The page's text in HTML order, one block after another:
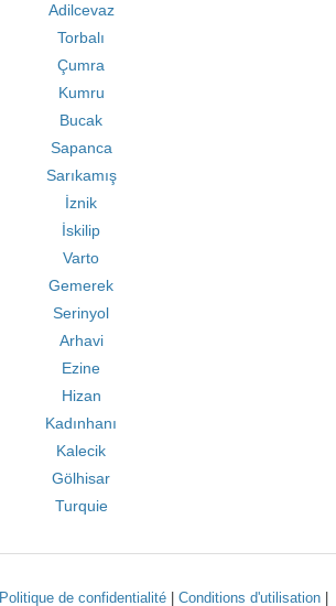
Adilcevaz
Torbalı
Çumra
Kumru
Bucak
Sapanca
Sarıkamış
İznik
İskilip
Varto
Gemerek
Serinyol
Arhavi
Ezine
Hizan
Kadınhanı
Kalecik
Gölhisar
Turquie
Politique de confidentialité| Conditions d'utilisation|